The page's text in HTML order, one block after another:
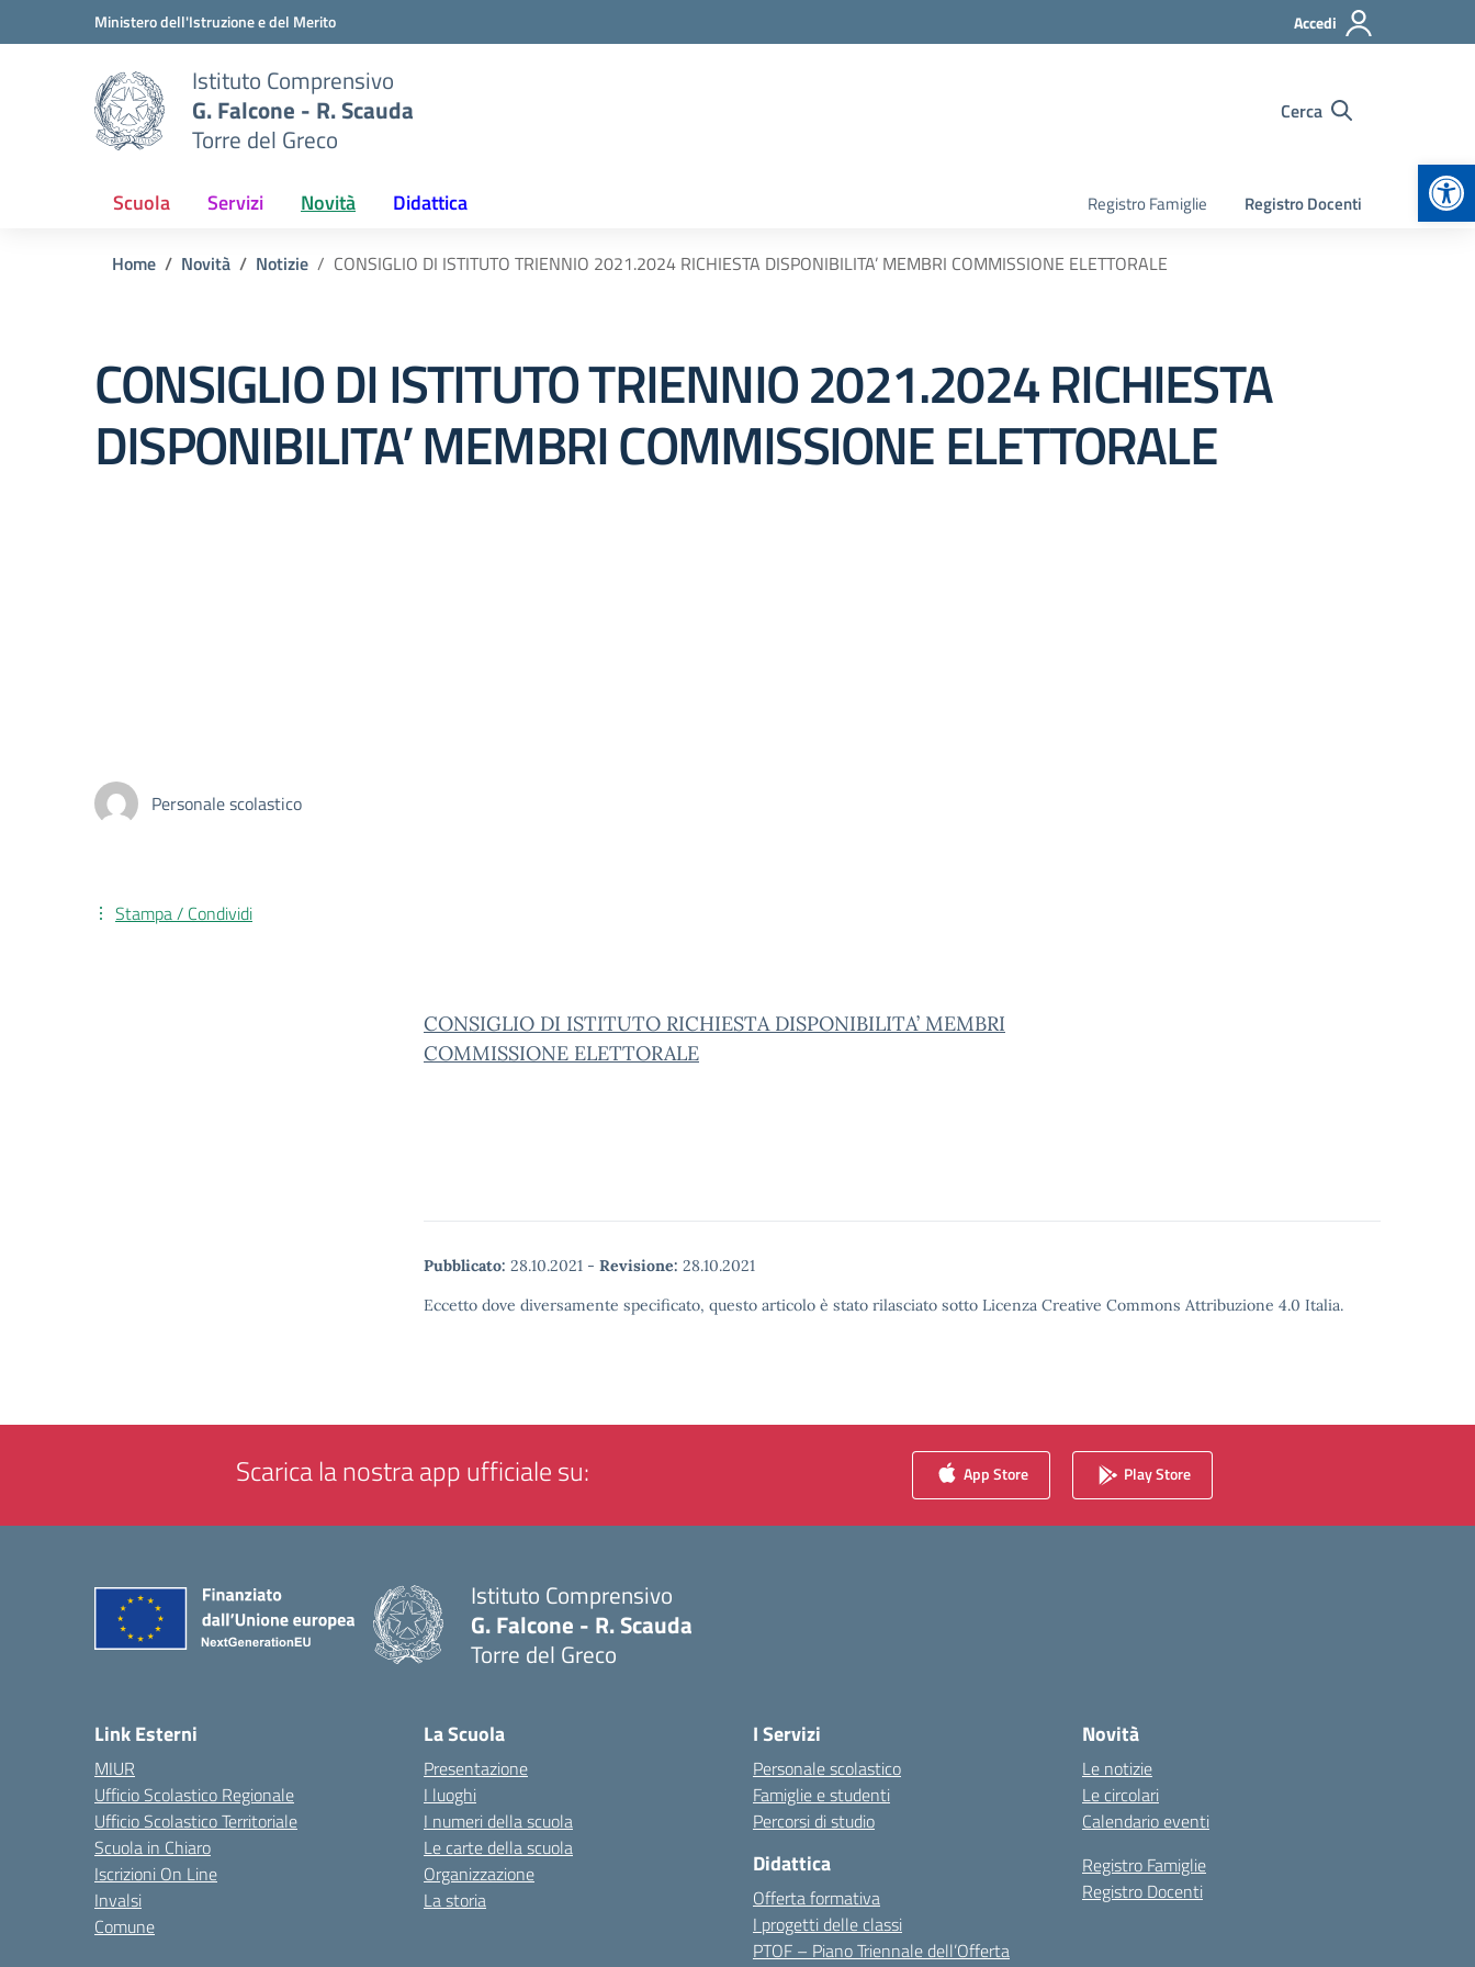
Vai ai contenuti
Vai al menu di navigazioneMinistero dell'Istruzione e del Merito Accedi
Istituto Comprensivo
G. Falcone - R. Scauda
Torre del Greco
Cerca
Scuola Servizi Novità Didattica Registro Famiglie Registro Docenti
Home Novità Notizie CONSIGLIO DI ISTITUTO TRIENNIO 2021.2024 RICHIESTA DISPONIBILITA’ MEMBRI COMMISSIONE ELETTORALE
CONSIGLIO DI ISTITUTO TRIENNIO 2021.2024 RICHIESTA
DISPONIBILITA’ MEMBRI COMMISSIONE ELETTORALE
Personale scolastico
CONSIGLIO DI ISTITUTO RICHIESTA DISPONIBILITA’ MEMBRI
COMMISSIONE ELETTORALE
Pubblicato: 28.10.2021 - Revisione: 28.10.2021
Eccetto dove diversamente specificato, questo articolo è stato rilasciato sotto Licenza Creative Commons Attribuzione 4.0 Italia.
Stampa / Condividi
Scarica la nostra app ufficiale su: App Store Play Store
Istituto Comprensivo
G. Falcone - R. Scauda
Torre del Greco
Link Esterni
MIUR
Ufficio Scolastico Regionale
Ufficio Scolastico Territoriale
Scuola in Chiaro
Iscrizioni On Line
Invalsi
Comune
La Scuola
Presentazione
I luoghi
I numeri della scuola
Le carte della scuola
Organizzazione
La storia
I Servizi
Personale scolastico
Famiglie e studenti
Percorsi di studio
Didattica
Offerta formativa
I progetti delle classi
PTOF – Piano Triennale dell’Offerta
Novità
Le notizie
Le circolari
Calendario eventi
Registro Famiglie
Registro Docenti